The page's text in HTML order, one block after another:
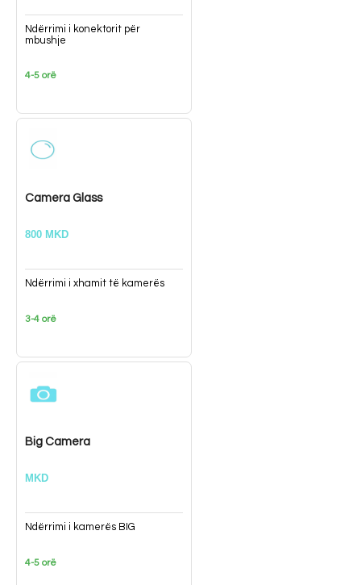
Ndërrimi i konektorit për
mbushje
4-5 orë
Camera Glass
800 MKD
Ndërrimi i xhamit të kamerës
3-4 orë
Big Camera
MKD
Ndërrimi i kamerës BIG
4-5 orë